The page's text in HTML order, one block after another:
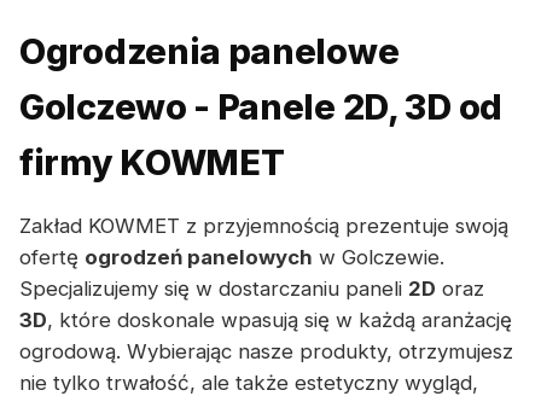
Ogrodzenia panelowe
Golczewo - Panele 2D, 3D od
firmy KOWMET
Zakład KOWMET z przyjemnością prezentuje swoją
ofertę ogrodzeń panelowych w Golczewie.
Specjalizujemy się w dostarczaniu paneli 2D oraz
3D, które doskonale wpasują się w każdą aranżację
ogrodową. Wybierając nasze produkty, otrzymujesz
nie tylko trwałość, ale także estetyczny wygląd,